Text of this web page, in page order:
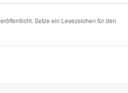
Setze ein Lesezeichen für den